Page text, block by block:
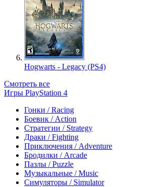
Hogwarts - Legacy (PS4)
Смотреть все
Игры PlayStation 4
Гонки / Racing
Боевик / Action
Стратегии / Strategy
Драки / Fighting
Приключения / Adventure
Бродилки / Arcade
Пазлы / Puzzle
Музыкальные / Music
Симуляторы / Simulator